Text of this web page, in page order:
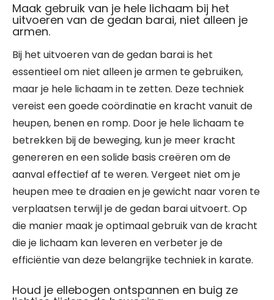
Maak gebruik van je hele lichaam bij het
uitvoeren van de gedan barai, niet alleen je
armen.
Bij het uitvoeren van de gedan barai is het
essentieel om niet alleen je armen te gebruiken,
maar je hele lichaam in te zetten. Deze techniek
vereist een goede coördinatie en kracht vanuit de
heupen, benen en romp. Door je hele lichaam te
betrekken bij de beweging, kun je meer kracht
genereren en een solide basis creëren om de
aanval effectief af te weren. Vergeet niet om je
heupen mee te draaien en je gewicht naar voren te
verplaatsen terwijl je de gedan barai uitvoert. Op
die manier maak je optimaal gebruik van de kracht
die je lichaam kan leveren en verbeter je de
efficiëntie van deze belangrijke techniek in karate.
Houd je ellebogen ontspannen en buig ze